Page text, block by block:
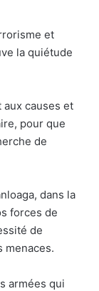
et
la quiétude
causes et
pour que
de
dans la
forces de
de
menaces.
armées qui